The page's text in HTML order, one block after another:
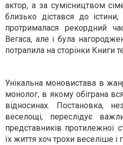
актор, а за сумісництвом
близько дістався до
протрималася рекордний
Вегаса, але і була
потрапила на сторінки Книги
Унікальна моновистава в
монолог, в якому обіграна
відносинах. Постановка,
веселощі, переслідує
представників протилежної
їх життя хоч трохи веселіше і